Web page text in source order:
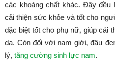
các khoáng chất khác. Đây đều
cải thiện sức khỏe và tốt cho
đặc biệt tốt cho phụ nữ, giúp cải
da. Còn đối với nam giới, đậu
lý, tăng cường sinh lực nam.